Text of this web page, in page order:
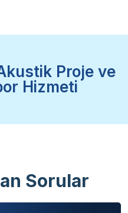
Proje ve
Hizmeti
Sorular